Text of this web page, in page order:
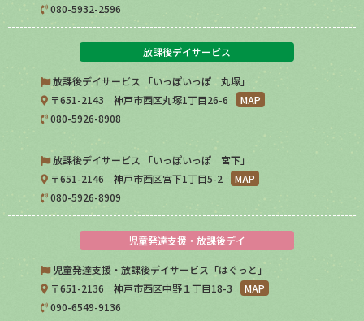
080-5932-2596
放課後デイサービス
放課後デイサービス 「いっぽいっぽ 丸塚」
〒651-2143 神戸市西区丸塚1丁目26-6
MAP
080-5926-8908
放課後デイサービス 「いっぽいっぽ 宮下」
〒651-2146 神戸市西区宮下1丁目5-2
MAP
080-5926-8909
児童発達支援・放課後デイ
児童発達支援・放課後デイサービス「はぐっと」
〒651-2136 神戸市西区中野１丁目18-3
MAP
090-6549-9136